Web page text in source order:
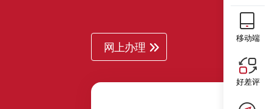
网上办理
移动端
好差评